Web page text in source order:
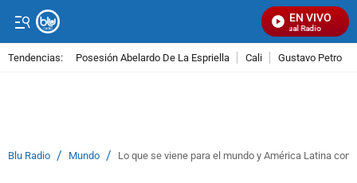
EN VIVO
Señal Visual Radio
Tendencias: Posesión Abelardo De La Espriella Cali Gustavo Petro
Blu Radio / Mundo / Lo que se viene para el mundo y América Latina con